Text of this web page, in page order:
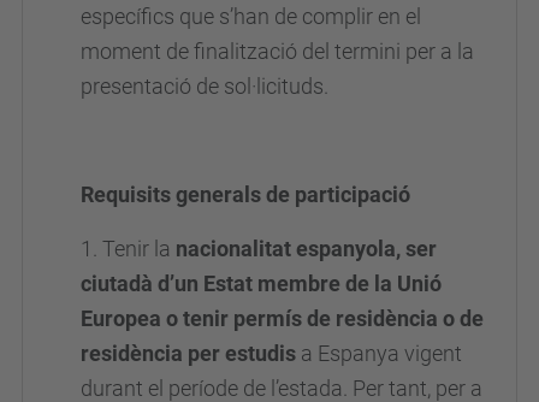
específics que s’han de complir en el
moment de finalització del termini per a la
presentació de sol·licituds.
Requisits generals de participació
1. Tenir la nacionalitat espanyola, ser
ciutadà d’un Estat membre de la Unió
Europea o tenir permís de residència o de
residència per estudis a Espanya vigent
durant el període de l’estada. Per tant, per a